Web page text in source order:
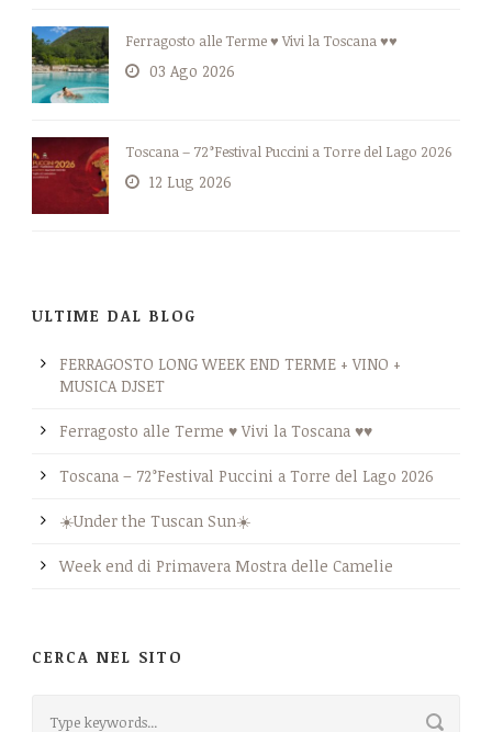
Ferragosto alle Terme ♥ Vivi la Toscana ♥♥
03 Ago 2026
Toscana – 72°Festival Puccini a Torre del Lago 2026
12 Lug 2026
ULTIME DAL BLOG
FERRAGOSTO LONG WEEK END TERME + VINO +
MUSICA DJSET
Ferragosto alle Terme ♥ Vivi la Toscana ♥♥
Toscana – 72°Festival Puccini a Torre del Lago 2026
☀️Under the Tuscan Sun☀️
Week end di Primavera Mostra delle Camelie
CERCA NEL SITO